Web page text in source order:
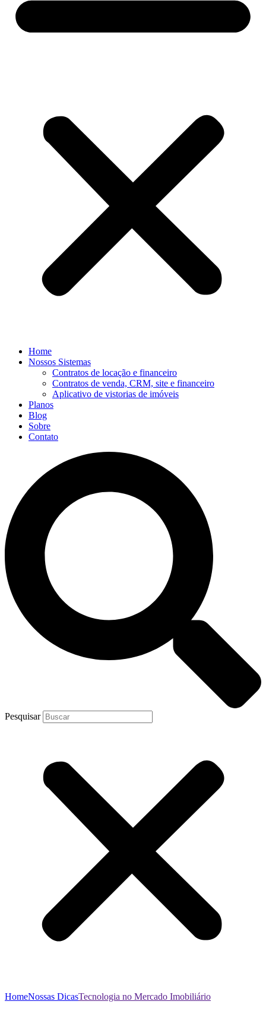
Home
Nossos Sistemas
Contratos de locação e financeiro
Contratos de venda, CRM, site e financeiro
Aplicativo de vistorias de imóveis
Planos
Blog
Sobre
Contato
Pesquisar
HomeNossas DicasTecnologia no Mercado Imobiliário